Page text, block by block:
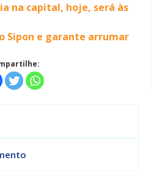
na capital, hoje, será às
Sipon e garante arrumar